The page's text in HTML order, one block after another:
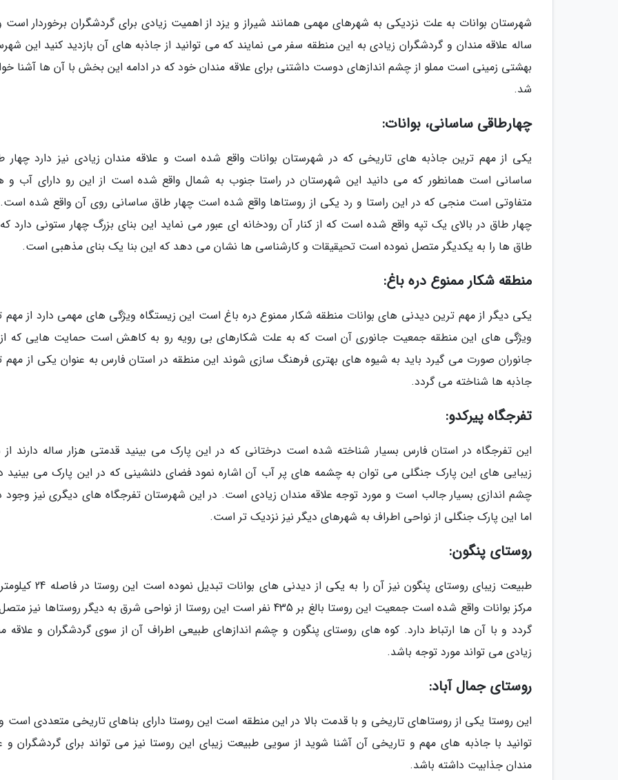
شهرستان بوانات به علت نزدیکی به شهرهای مهمی همانند شیراز و یزد از اهمیت زیادی برای گردشگران برخوردار است
ساله علاقه مندان و گردشگران زیادی به این منطقه سفر می نمایند که می توانید از جاذبه های آن بازدید کنید این
بهشتی زمینی است مملو از چشم اندازهای دوست داشتنی برای علاقه مندان خود که در ادامه این بخش با آن ها آشنا
شد.
چهارطاقی ساسانی، بوانات:
یکی از مهم ترین جاذبه های تاریخی که در شهرستان بوانات واقع شده است و علاقه مندان زیادی نیز دارد چهار
ساسانی است همانطور که می دانید این شهرستان در راستا جنوب به شمال واقع شده است از این رو دارای آب و
متفاوتی است منجی که در این راستا و رد یکی از روستاها واقع شده است چهار طاق ساسانی روی آن واقع شده
چهار طاق در بالای یک تپه واقع شده است که از کنار آن رودخانه ای عبور می نماید این بنای بزرگ چهار ستونی دارد
طاق ها را به یکدیگر متصل نموده است تحیقیقات و کارشناسی ها نشان می دهد که این بنا یک بنای مذهبی است.
منطقه شکار ممنوع دره باغ:
یکی دیگر از مهم ترین دیدنی های بوانات منطقه شکار ممنوع دره باغ است این زیستگاه ویژگی های مهمی دارد از مهم
ویژگی های این منطقه جمعیت جانوری آن است که به علت شکارهای بی رویه رو به کاهش است حمایت هایی که
جانوران صورت می گیرد باید به شیوه های بهتری فرهنگ سازی شوند این منطقه در استان فارس به عنوان یکی از مهم
جاذبه ها شناخته می گردد.
تفرجگاه پیرکدو:
این تفرجگاه در استان فارس بسیار شناخته شده است درختانی که در این پارک می بینید قدمتی هزار ساله دارند از
زیبایی های این پارک جنگلی می توان به چشمه های پر آب آن اشاره نمود فضای دلنشینی که در این پارک می بینید
چشم اندازی بسیار جالب است و مورد توجه علاقه مندان زیادی است. در این شهرستان تفرجگاه های دیگری نیز وجود
اما این پارک جنگلی از نواحی اطراف به شهرهای دیگر نیز نزدیک تر است.
روستای پنگون:
طبیعت زیبای روستای پنگون نیز آن را به یکی از دیدنی های بوانات
مرکز بوانات واقع شده است جمعیت این روستا بالغ بر 435 نفر است این روستا از نواحی شرق به دیگر روستاها
گردد و با آن ها ارتباط دارد. کوه های روستای پنگون و چشم اندازهای طبیعی اطراف آن از سوی گردشگران و علاقه
زیادی می تواند مورد توجه باشد.
روستای جمال آباد:
این روستا یکی از روستاهای تاریخی و با قدمت بالا در این منطقه است این روستا دارای بناهای تاریخی متعددی است
توانید با جاذبه های مهم و تاریخی آن آشنا شوید از سویی طبیعت زیبای این روستا نیز می تواند برای گردشگران و
مندان جذابیت داشته باشد.